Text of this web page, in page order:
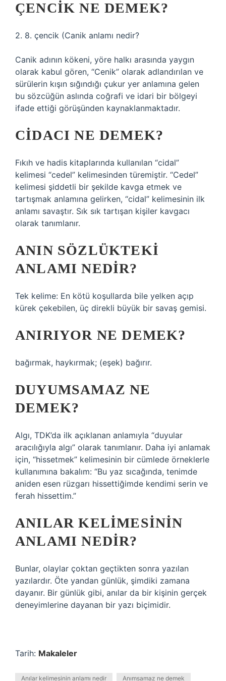
ÇENCIK NE DEMEK?
2. 8. çencik (Canik anlamı nedir?
Canik adının kökeni, yöre halkı arasında yaygın
olarak kabul gören, “Cenik” olarak adlandırılan ve
sürülerin kışın sığındığı çukur yer anlamına gelen
bu sözcüğün aslında coğrafi ve idari bir bölgeyi
ifade ettiği görüşünden kaynaklanmaktadır.
CIDACI NE DEMEK?
Fıkıh ve hadis kitaplarında kullanılan “cidal”
kelimesi “cedel” kelimesinden türemiştir. “Cedel”
kelimesi şiddetli bir şekilde kavga etmek ve
tartışmak anlamına gelirken, “cidal” kelimesinin ilk
anlamı savaştır. Sık sık tartışan kişiler kavgacı
olarak tanımlanır.
ANIN SÖZLÜKTEKI
ANLAMI NEDIR?
Tek kelime: En kötü koşullarda bile yelken açıp
kürek çekebilen, üç direkli büyük bir savaş gemisi.
ANIRIYOR NE DEMEK?
bağırmak, haykırmak; (eşek) bağırır.
DUYUMSAMAZ NE
DEMEK?
Algı, TDK’da ilk açıklanan anlamıyla “duyular
aracılığıyla algı” olarak tanımlanır. Daha iyi anlamak
için, “hissetmek” kelimesinin bir cümlede örneklerle
kullanımına bakalım: “Bu yaz sıcağında, tenimde
aniden esen rüzgarı hissettiğimde kendimi serin ve
ferah hissettim.”
ANILAR KELIMESININ
ANLAMI NEDIR?
Bunlar, olaylar çoktan geçtikten sonra yazılan
yazılardır. Öte yandan günlük, şimdiki zamana
dayanır. Bir günlük gibi, anılar da bir kişinin gerçek
deneyimlerine dayanan bir yazı biçimidir.
Tarih: Makaleler
Anılar kelimesinin anlamı nedir Anımsamaz ne demek